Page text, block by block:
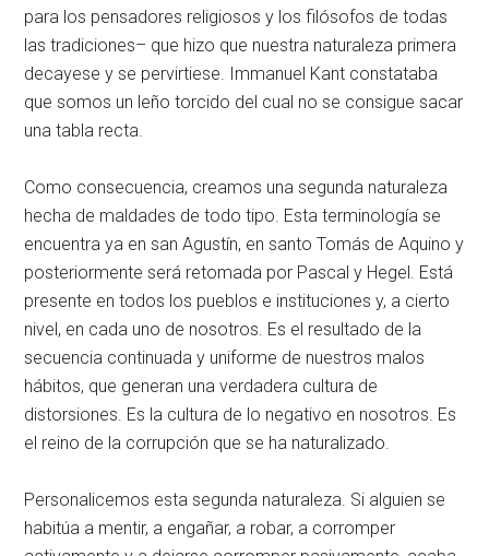
para los pensadores religiosos y los filósofos de todas
las tradiciones– que hizo que nuestra naturaleza primera
decayese y se pervirtiese. Immanuel Kant constataba
que somos un leño torcido del cual no se consigue sacar
una tabla recta.
Como consecuencia, creamos una segunda naturaleza
hecha de maldades de todo tipo. Esta terminología se
encuentra ya en san Agustín, en santo Tomás de Aquino y
posteriormente será retomada por Pascal y Hegel. Está
presente en todos los pueblos e instituciones y, a cierto
nivel, en cada uno de nosotros. Es el resultado de la
secuencia continuada y uniforme de nuestros malos
hábitos, que generan una verdadera cultura de
distorsiones. Es la cultura de lo negativo en nosotros. Es
el reino de la corrupción que se ha naturalizado.
Personalicemos esta segunda naturaleza. Si alguien se
habitúa a mentir, a engañar, a robar, a corromper